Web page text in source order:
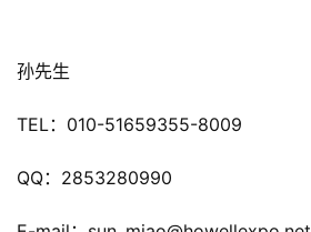
业
机
孙先生
TEL：010-51659355-8009
QQ：2853280990